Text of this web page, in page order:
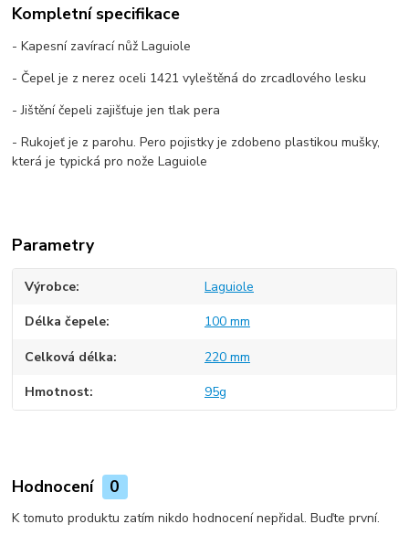
Kompletní specifikace
- Kapesní zavírací nůž Laguiole
- Čepel je z nerez oceli 1421 vyleštěná do zrcadlového lesku
- Jištění čepeli zajišťuje jen tlak pera
- Rukojeť je z parohu. Pero pojistky je zdobeno plastikou mušky,
která je typická pro nože Laguiole
Parametry
Výrobce Laguiole
Délka čepele 100 mm
Celková délka 220 mm
Hmotnost 95g
Hodnocení 0
K tomuto produktu zatím nikdo hodnocení nepřidal. Buďte první.